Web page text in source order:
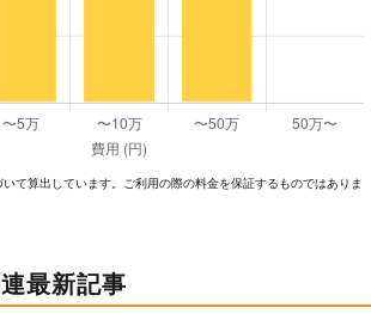
て算出しています。ご利⽤の際の料⾦を保証するものではありま
最新記事